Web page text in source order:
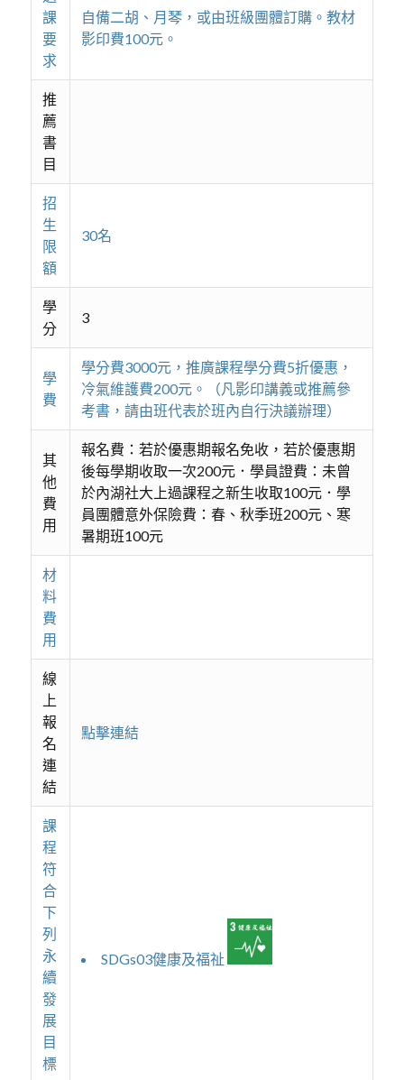
課
要
求
自備二胡、月琴，或由班級團體訂購。教材
影印費100元。
推
薦
書
目
招
生
限
額
30名
學
分
3
學
費
學分費3000元，推廣課程學分費5折優惠，
冷氣維護費200元。（凡影印講義或推薦參
考書，請由班代表於班內自行決議辦理）
其
他
費
用
報名費：若於優惠期報名免收，若於優惠期
後每學期收取一次200元．學員證費：未曾
於內湖社大上過課程之新生收取100元．學
員團體意外保險費：春、秋季班200元、寒
暑期班100元
材
料
費
用
線
上
報
名
連
結
點擊連結
課
程
符
合
下
列
永
續
發
展
目
標
SDGs03健康及福祉